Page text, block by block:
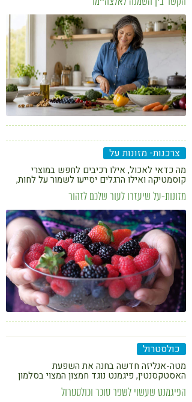
ורפואה סינית עשויים להשתלב בגישה המניעתית?
צרכנות- מזונות על
מזונות-על שיעזרו לעור שלכם לזהור
מה כדאי לאכול, אילו רכיבים לחפש במוצרי
קוסמטיקה ואילו הרגלים יסייעו לשמור על לחות,
גמישות ומראה עור חיוני
כולסטרול
הפיגמנט שעשוי לשפר סוכר וכולסטרול
מטה-אנליזה חדשה בחנה את השפעת
האסטקסנטין, פיגמנט נוגד חמצון המצוי בסלמון
ובאצות, על רמות הסוכר והשומנים בדם אצל
אנשים עם טרום-סוכרת וסוכרת מסוג 2